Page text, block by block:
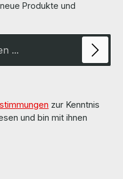
Produkte und
zur Kenntnis
und bin mit ihnen